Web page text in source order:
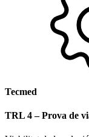
Tecmed
TRL 4 – Prova de